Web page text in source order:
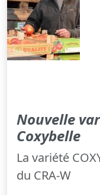
Nouvelle
Coxybelle
La variété
du CRA-W